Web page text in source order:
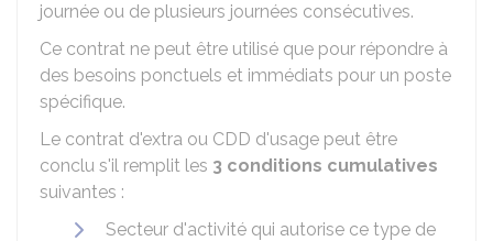
journée ou de plusieurs journées consécutives.
Ce contrat ne peut être utilisé que pour répondre à
des besoins ponctuels et immédiats pour un poste
spécifique.
Le contrat d'extra ou CDD d'usage peut être
conclu s'il remplit les 3 conditions cumulatives
suivantes :
Secteur d'activité qui autorise ce type de